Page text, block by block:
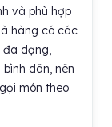
và phù hợp
hàng có các
đa dạng,
dân, nên
món theo